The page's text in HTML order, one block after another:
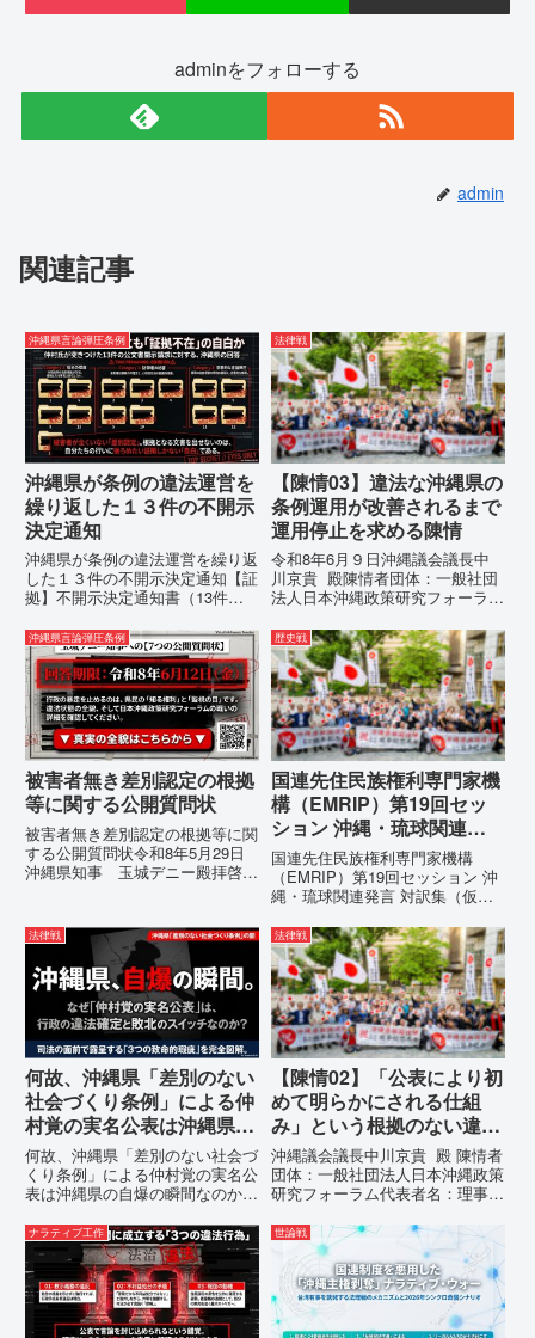
adminをフォローする
admin
関連記事
沖縄県言論弾圧条例
沖縄県が条例の違法運営を
繰り返した１３件の不開示
決定通知
沖縄県が条例の違法運営を繰り返
した１３件の不開示決定通知【証
拠】不開示決定通知書（13件）
が請求した「差別認定の根拠」に
対し、県は全て非開示・存否応答
拒否を突きつけました。これは、
彼らが行政手続きの正当性を失
っ...
法律戦
【陳情03】違法な沖縄県の
条例運用が改善されるまで
運用停止を求める陳情
令和8年6月９日沖縄議会議長中
川京貴 殿陳情者団体：一般社団
法人日本沖縄政策研究フォーラム
所：沖縄県那覇市電 話：080-違
法な沖縄県の条例運用が改善され
るまで運用停止を求める陳情陳情
の趣旨沖縄県は、「沖縄県...
沖縄県言論弾圧条例
被害者無き差別認定の根拠
等に関する公開質問状
被害者無き差別認定の根拠等に関
する公開質問状令和8年5月29日
沖縄県知事 玉城デニー殿拝啓貴
ます。私は、適正な意見陳述（弁
明）を行うにあたり、沖縄県行政
手続条例第28条で定められた...
歴史戦
国連先住民族権利専門家機
構（EMRIP）第19回セッ
ション 沖縄・琉球関連発
言 対訳集（仮訳）
国連先住民族権利専門家機構
（EMRIP）第19回セッション 沖
縄・琉球関連発言 対訳集（仮
（EMRIP）の各会合において行
われた、沖縄・琉球の先住民族指
定、PFAS（有機フッ素化合物）
問題、米軍基地、伝統文化（...
法律戦
何故、沖縄県「差別のない
社会づくり条例」による仲
村覚の実名公表は沖縄県の
自爆の瞬間なのか？その3
つの理由。
何故、沖縄県「差別のない社会づ
くり条例」による仲村覚の実名公
表は沖縄県の自爆の瞬間なのか？
強行しようとしている「仲村覚の
実名公表」。行政側はこの行為
を、特定の個人を社会的制裁に追
い込むための「仕上げ」だと考え
て...
法律戦
【陳情02】「公表により初
めて明らかにされる仕組
み」という根拠のない違法
運用の指摘と条例運用の停
止を求める陳情書
沖縄議会議長中川京貴 殿 陳情者
団体：一般社団法人日本沖縄政策
研究フォーラム代表者名：理事
市電 話：080- 「公表により初
めて明らかにされる仕組み」とい
う根拠のない違法運用の指摘と条
例運用の停止を求める陳情...
ナラティブ工作 世論戦